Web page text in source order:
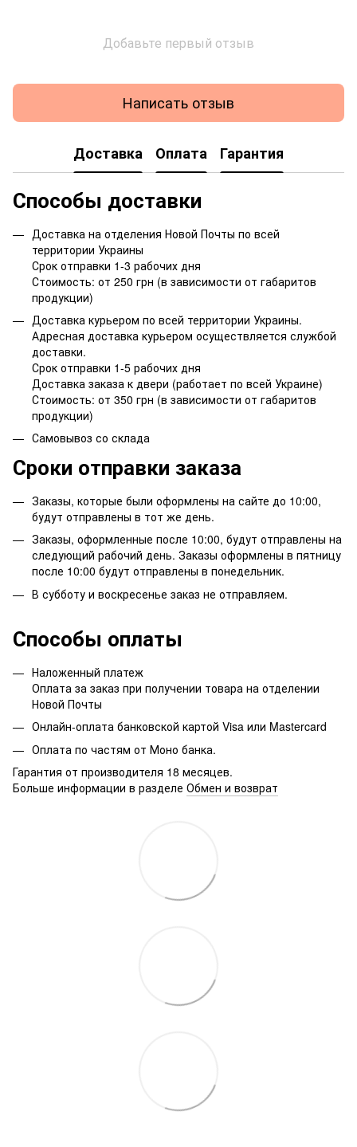
Добавьте первый отзыв
Написать отзыв
Доставка Оплата Гарантия
Способы доставки
Доставка на отделения Новой Почты по всей
территории Украины
Срок отправки 1-3 рабочих дня
Стоимость: от 250 грн (в зависимости от габаритов
продукции)
Доставка курьером по всей территории Украины.
Адресная доставка курьером осуществляется службой
доставки.
Срок отправки 1-5 рабочих дня
Доставка заказа к двери (работает по всей Украине)
Стоимость: от 350 грн (в зависимости от габаритов
продукции)
Самовывоз со склада
Сроки отправки заказа
Заказы, которые были оформлены на сайте до 10:00,
будут отправлены в тот же день.
Заказы, оформленные после 10:00, будут отправлены на
следующий рабочий день. Заказы оформлены в пятницу
после 10:00 будут отправлены в понедельник.
В субботу и воскресенье заказ не отправляем.
Способы оплаты
Наложенный платеж
Оплата за заказ при получении товара на отделении
Новой Почты
Онлайн-оплата банковской картой Visa или Mastercard
Оплата по частям от Моно банка.
Гарантия от производителя 18 месяцев.
Больше информации в разделе Обмен и возврат